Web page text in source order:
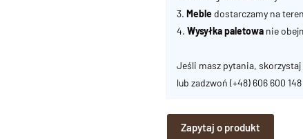
3.Meble dostarczamy na
4.Wysyłka paletowa nie
Jeśli masz pytania,
lub zadzwoń(+48) 606 600 148
Zapytaj o produkt